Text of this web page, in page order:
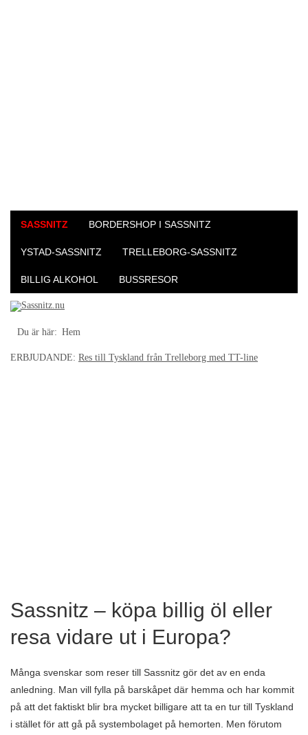
SASSNITZ BORDERSHOP I SASSNITZ
YSTAD-SASSNITZ TRELLEBORG-SASSNITZ
BILLIG ALKOHOL BUSSRESOR
Du är här: Hem
ERBJUDANDE: Res till Tyskland från Trelleborg med TT-line
Sassnitz – köpa billig öl eller
resa vidare ut i Europa?
Många svenskar som reser till Sassnitz gör det av en enda
anledning. Man vill fylla på barskåpet där hemma och har kommit
på att det faktiskt blir bra mycket billigare att ta en tur till Tyskland
i stället för att gå på systembolaget på hemorten. Men förutom